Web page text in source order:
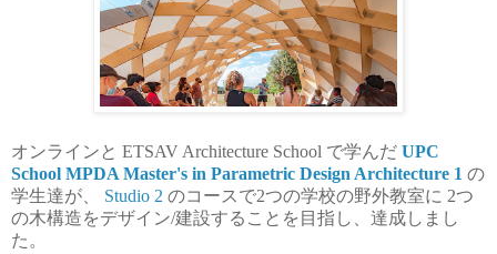
オンラインと ETSAV Architecture School で学んだ UPC
School MPDA Master's in Parametric Design Architecture 1 の
学生達が、
Studio 2 のコースで2つの学校の野外教室に 2つ
の木構造をデザイン/建設することを目指し、達成しまし
た。